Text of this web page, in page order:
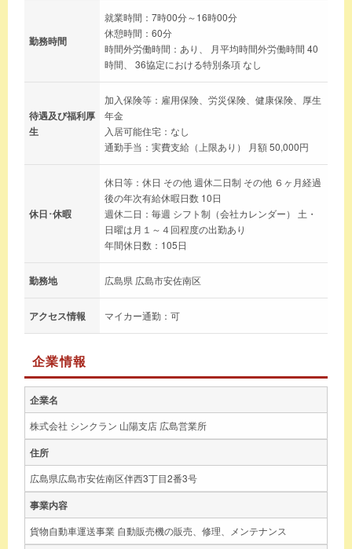
勤務時間
就業時間：7時00分～16時00分
休憩時間：60分
時間外労働時間：あり、 月平均時間外労働時間 40
時間、 36協定における特別条項 なし
待遇及び福利厚
生
加入保険等：雇用保険、労災保険、健康保険、厚生
年金
入居可能住宅：なし
通勤手当：実費支給（上限あり） 月額 50,000円
休日･休暇
休日等：休日 その他 週休二日制 その他 ６ヶ月経過
後の年次有給休暇日数 10日
週休二日：毎週 シフト制（会社カレンダー） 土・
日曜は月１～４回程度の出勤あり
年間休日数：105日
勤務地 広島県 広島市安佐南区
アクセス情報 マイカー通勤：可
企業情報
企業名
株式会社 シンクラン 山陽支店 広島営業所
住所
広島県広島市安佐南区伴西3丁目2番3号
事業内容
貨物自動車運送事業 自動販売機の販売、修理、メンテナンス